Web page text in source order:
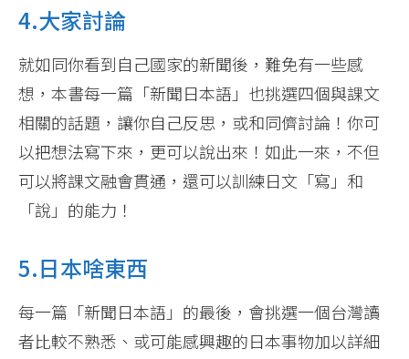
4.大家討論
就如同你看到自己國家的新聞後，難免有一些感
想，本書每一篇「新聞日本語」也挑選四個與課文
相關的話題，讓你自己反思，或和同儕討論！你可
以把想法寫下來，更可以說出來！如此一來，不但
可以將課文融會貫通，還可以訓練日文「寫」和
「說」的能力！
5.日本啥東西
每一篇「新聞日本語」的最後，會挑選一個台灣讀
者比較不熟悉、或可能感興趣的日本事物加以詳細